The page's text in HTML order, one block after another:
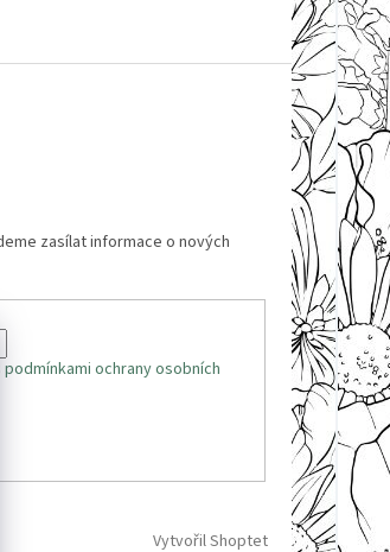
zasílat informace o nových
podmínkami ochrany osobních
Vytvořil Shoptet